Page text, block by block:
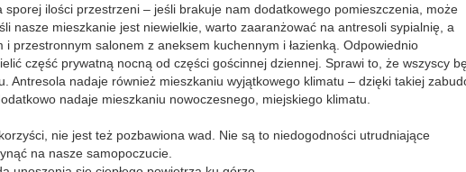
ilości przestrzeni – jeśli brakuje nam dodatkowego pomieszczenia, może
nasze mieszkanie jest niewielkie, warto zaaranżować na antresoli sypialnię, a
przestronnym salonem z aneksem kuchennym i łazienką. Odpowiednio
część prywatną nocną od części gościnnej dziennej. Sprawi to, że wszyscy
Antresola nadaje również mieszkaniu wyjątkowego klimatu – dzięki takiej
nadaje mieszkaniu nowoczesnego, miejskiego klimatu.
nie jest też pozbawiona wad. Nie są to niedogodności utrudniające
na nasze samopoczucie.